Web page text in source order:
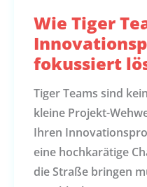
Wie Tiger
fokussiert
Tiger Teams sind
kleine Projekt-
Ihren
eine hochkarätige
die Straße bringen